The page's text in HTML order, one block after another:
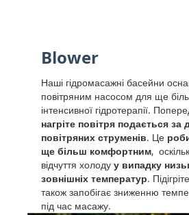
Blower
Наші гідромасажні басейни
повітряним насосом для ще
інтенсивної гідротерапії.
нагріте повітря подається
повітряних струменів. Це
ще більш комфортним,
відчуття холоду у випадку
зовнішніх температур.
також запобігає зниженню
під час масажу.